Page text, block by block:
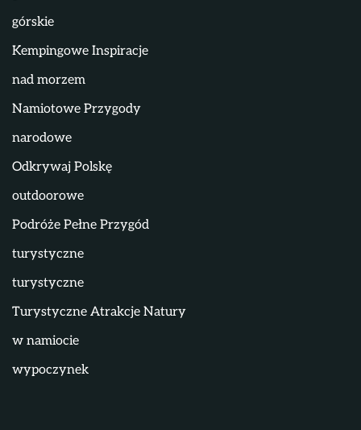
górskie
Kempingowe Inspiracje
nad morzem
Namiotowe Przygody
narodowe
Odkrywaj Polskę
outdoorowe
Podróże Pełne Przygód
turystyczne
turystyczne
Turystyczne Atrakcje Natury
w namiocie
wypoczynek